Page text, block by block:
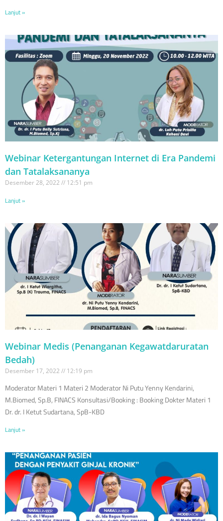
Lanjut »
Webinar Ketergantungan Internet di Era Pandemi
dan Tatalaksananya
Desember 28, 2022 12:51 pm
Lanjut »
Webinar Medis (Penanganan Kegawatdaruratan
Bedah)
Desember 17, 2022 12:19 pm
Moderator Materi 1 Materi 2 Moderator Ni Putu Yenny Kendarini,
M.Biomed, Sp.B, FINACS Konsultasi/Booking : Booking Dokter Materi 1
Dr. dr. I Ketut Sudartana, SpB-KBD
Lanjut »